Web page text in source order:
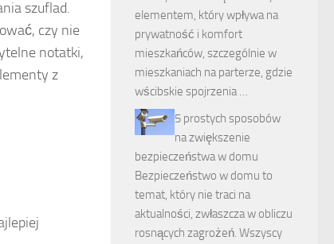
szuflad.
czy nie
notatki,
z
elementem, który wpływa na
prywatność i komfort
mieszkańców, szczególnie w
mieszkaniach na parterze, gdzie
wścibskie spojrzenia …
5 prostych sposobów
na zwiększenie
bezpieczeństwa w domu
Bezpieczeństwo w domu to
temat, który nie traci na
aktualności, zwłaszcza w obliczu
rosnących zagrożeń. Wszyscy